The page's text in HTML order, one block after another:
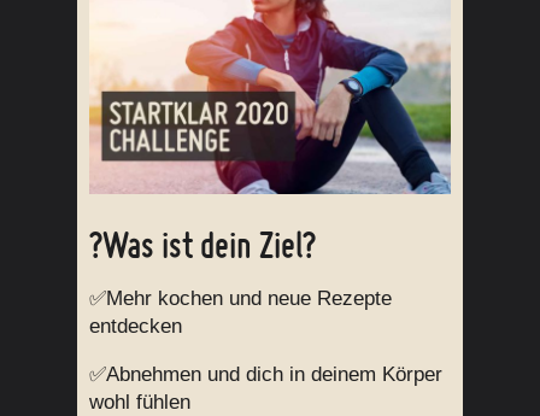
?Was ist dein Ziel?
✅Mehr kochen und neue Rezepte
entdecken
✅Abnehmen und dich in deinem Körper
wohl fühlen